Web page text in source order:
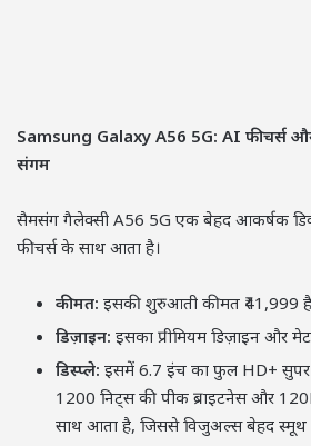
Samsung Galaxy A56 5G: AI फीचर्स और
संगम
सैमसंग गैलेक्सी A56 5G एक बेहद आकर्षक
फीचर्स के साथ आता है।
कीमत: इसकी शुरुआती कीमत ₹41,999
डिज़ाइन: इसका प्रीमियम डिज़ाइन और
डिस्प्ले: इसमें 6.7 इंच का फुल HD+ सुपर
1200 निट्स की पीक ब्राइटनेस और
साथ आता है, जिससे विजुअल्स बेहद स्मूथ